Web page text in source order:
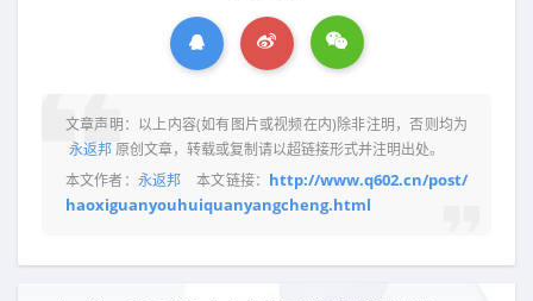
文章声明：以上内容(如有图片或视频在内)除非注明，否则均为
永返邦原创文章，转载或复制请以超链接形式并注明出处。
本文作者： 永返邦 本文链接： http://www.q602.cn/post/
haoxiguanyouhuiquanyangcheng.html